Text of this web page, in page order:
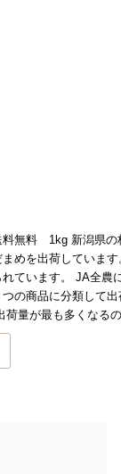
料 1kg 新潟県の
めを出荷していま
ています。 JA全
の商品に分類して
量が最も多くなる